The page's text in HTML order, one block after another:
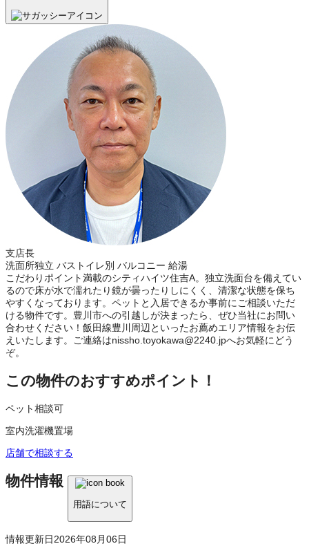
支店長
洗面所独立 バストイレ別 バルコニー 給湯
こだわりポイント満載のシティハイツ住吉A。独立洗面台を備えてい
るので床が水で濡れたり鏡が曇ったりしにくく、清潔な状態を保ち
やすくなっております。ペットと入居できるか事前にご相談いただ
ける物件です。豊川市への引越しが決まったら、ぜひ当社にお問い
合わせください！飯田線豊川周辺といったお薦めエリア情報をお伝
えいたします。ご連絡はnissho.toyokawa@2240.jpへお気軽にどう
ぞ。
この物件のおすすめポイント！
ペット相談可
室内洗濯機置場
店舗で相談する
物件情報
用語について
情報更新日2026年08月06日